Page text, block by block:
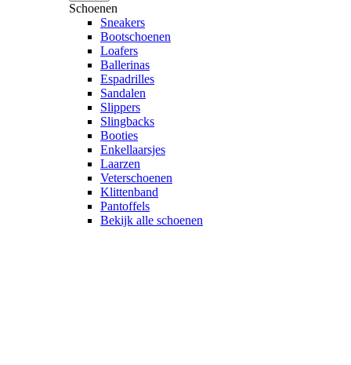
Schoenen
Sneakers
Bootschoenen
Loafers
Ballerinas
Espadrilles
Sandalen
Slippers
Slingbacks
Booties
Enkellaarsjes
Laarzen
Veterschoenen
Klittenband
Pantoffels
Bekijk alle schoenen